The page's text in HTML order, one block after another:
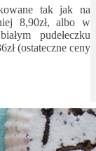
tak jak na
8,90zł, albo w
pudełeczku
(ostateczne ceny